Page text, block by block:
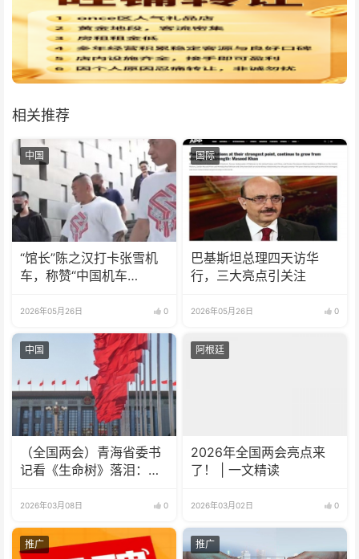
相关推荐
中国
“馆长”陈之汉打卡张雪机
车，称赞“中国机车
2026年05月26日 0
国际
巴基斯坦总理四天访华
行，三大亮点引关注
2026年05月26日 0
中国
（全国两会）青海省委书
记看《生命树》落泪：它
2026年03月08日 0
阿根廷
2026年全国两会亮点来
了！ | 一文精读
2026年03月02日 0
推广 推广